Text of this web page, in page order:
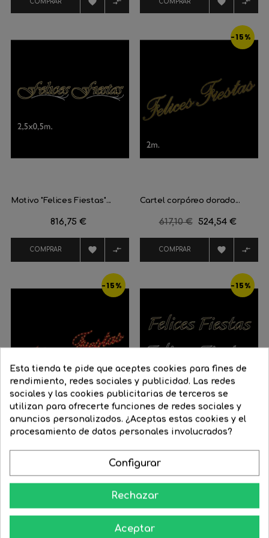
COMPRAR COMPRAR
Motivo "Felices Fiestas"...
Precio
816,75 €
COMPRAR  
-15%
Cartel corpóreo dorado...
Precio
617,10 € Precio
524,54 €
COMPRAR  
-15%
Cartel corpóreo rojo...
regular

-15%
Cartel para calles FELICES...
Precio
regular
677,60 €
-15%
Esta tienda te pide que aceptes cookies para fines de
rendimiento, redes sociales y publicidad. Las redes
sociales y las cookies publicitarias de terceros se
utilizan para ofrecerte funciones de redes sociales y
anuncios personalizados. ¿Aceptas estas cookies y el
procesamiento de datos personales involucrados?
Configurar
Rechazar
Aceptar